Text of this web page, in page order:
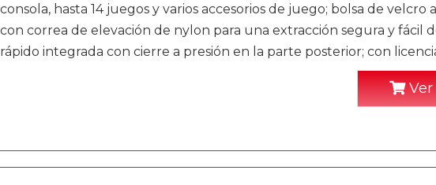
consola, hasta 14 juegos y varios accesorios de juego; bolsa de velcro
con correa de elevación de nylon para una extracción segura y fácil
rápido integrada con cierre a presión en la parte posterior; con
Ver